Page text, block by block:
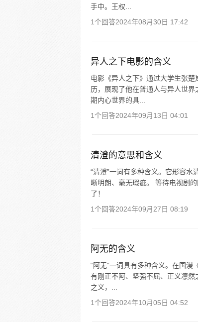
手中。王权...
1个回答2024年08月30日 17:42
异人之下电影的含义
电影《异人之下》通过大学生张
历，展现了他在普通人与异人世
期内心世界的具...
1个回答2024年09月13日 04:01
清澄的意思和含义
“清澄”一词有多种含义。它形容
晰明朗、毫无瑕疵。 等待电视剧
了！
1个回答2024年09月27日 08:19
阿无的含义
“阿无”一词具有多种含义。在国漫
有刚正不阿、坚强不屈、正义凛然
之义，...
1个回答2024年10月05日 04:52